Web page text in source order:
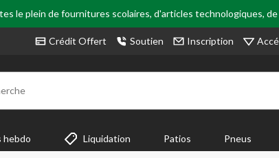
le plein de fournitures scolaires, d'articles technologiques,
Crédit Offert Soutien Inscription
hebdo Liquidation Patios Pneus